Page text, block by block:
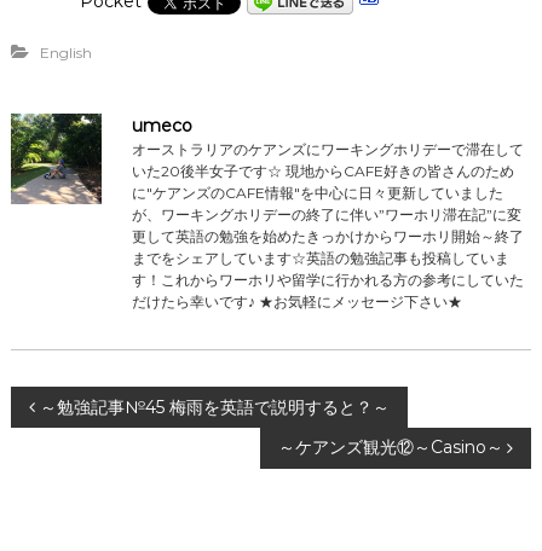
English
umeco
オーストラリアのケアンズにワーキングホリデーで滞在して
いた20後半女子です☆ 現地からCAFE好きの皆さんのため
に"ケアンズのCAFE情報"を中心に日々更新していました
が、ワーキングホリデーの終了に伴い”ワーホリ滞在記”に変
更して英語の勉強を始めたきっかけからワーホリ開始～終了
までをシェアしています☆英語の勉強記事も投稿していま
す！これからワーホリや留学に行かれる方の参考にしていた
だけたら幸いです♪ ★お気軽にメッセージ下さい★
投～勉強記事№45 梅雨を英語で説明すると？～
～ケアンズ観光⑫～Casino～